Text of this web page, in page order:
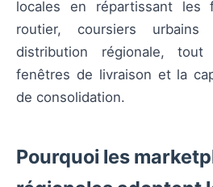
locales en répartissant les
routier, coursiers
distribution régionale,
fenêtres de livraison et la
de consolidation.
Pourquoi les